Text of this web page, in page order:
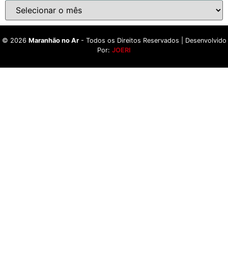
© 2026 Maranhão no Ar- Todos os Direitos Reservados | Desenvolvido
Por: JOERI